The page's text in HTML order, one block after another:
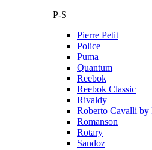
P-S
Pierre Petit
Police
Puma
Quantum
Reebok
Reebok Classic
Rivaldy
Roberto Cavalli
Romanson
Rotary
Sandoz